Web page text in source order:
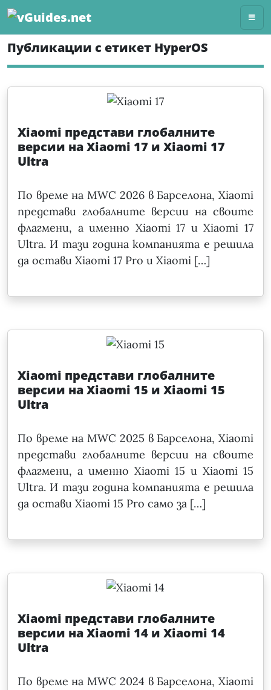
Skip
content
Публикации с етикет HyperOS
Xiaomi представи глобалните
версии на Xiaomi 17 и Xiaomi 17
Ultra
По време на MWC 2026 в Барселона, Xiaomi
представи глобалните версии на своите
флагмени, а именно Xiaomi 17 и Xiaomi 17
Ultra. И тази година компанията е решила
да остави Xiaomi 17 Pro и Xiaomi […]
Xiaomi представи глобалните
версии на Xiaomi 15 и Xiaomi 15
Ultra
По време на MWC 2025 в Барселона, Xiaomi
представи глобалните версии на своите
флагмени, а именно Xiaomi 15 и Xiaomi 15
Ultra. И тази година компанията е решила
да остави Xiaomi 15 Pro само за […]
Xiaomi представи глобалните
версии на Xiaomi 14 и Xiaomi 14
Ultra
По време на MWC 2024 в Барселона, Xiaomi